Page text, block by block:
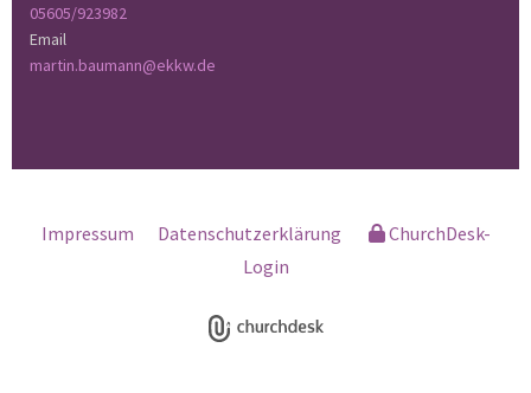
05605/923982
Email
martin.baumann@ekkw.de
Impressum Datenschutzerklärung
ChurchDesk-
Login